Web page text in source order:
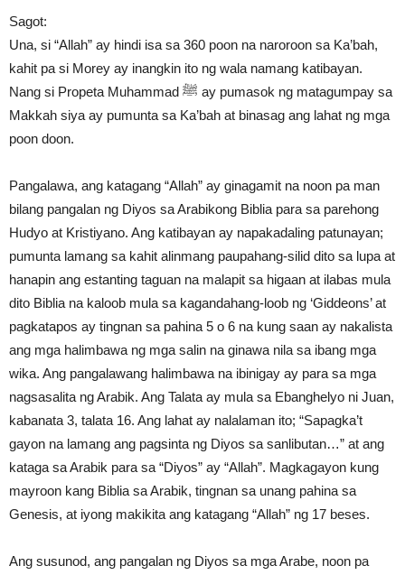
Sagot:
Una, si “Allah” ay hindi isa sa 360 poon na naroroon sa Ka’bah,
kahit pa si Morey ay inangkin ito ng wala namang katibayan.
Nang si Propeta Muhammad ﷺ ay pumasok ng matagumpay sa
Makkah siya ay pumunta sa Ka’bah at binasag ang lahat ng mga
poon doon.
Pangalawa, ang katagang “Allah” ay ginagamit na noon pa man
bilang pangalan ng Diyos sa Arabikong Biblia para sa parehong
Hudyo at Kristiyano. Ang katibayan ay napakadaling patunayan;
pumunta lamang sa kahit alinmang paupahang-silid dito sa lupa at
hanapin ang estanting taguan na malapit sa higaan at ilabas mula
dito Biblia na kaloob mula sa kagandahang-loob ng ‘Giddeons’ at
pagkatapos ay tingnan sa pahina 5 o 6 na kung saan ay nakalista
ang mga halimbawa ng mga salin na ginawa nila sa ibang mga
wika. Ang pangalawang halimbawa na ibinigay ay para sa mga
nagsasalita ng Arabik. Ang Talata ay mula sa Ebanghelyo ni Juan,
kabanata 3, talata 16. Ang lahat ay nalalaman ito; “Sapagka’t
gayon na lamang ang pagsinta ng Diyos sa sanlibutan…” at ang
kataga sa Arabik para sa “Diyos” ay “Allah”. Magkagayon kung
mayroon kang Biblia sa Arabik, tingnan sa unang pahina sa
Genesis, at iyong makikita ang katagang “Allah” ng 17 beses.
Ang susunod, ang pangalan ng Diyos sa mga Arabe, noon pa